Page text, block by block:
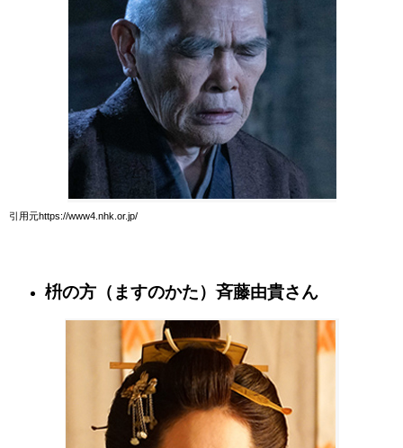
引用元https://www4.nhk.or.jp/
枡の方（ますのかた）斉藤由貴さん